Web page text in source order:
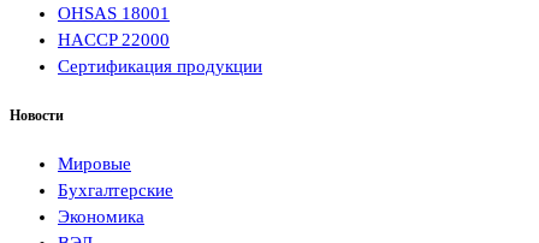
OHSAS 18001
HACCP 22000
Сертификация продукции
Новости
Мировые
Бухгалтерские
Экономика